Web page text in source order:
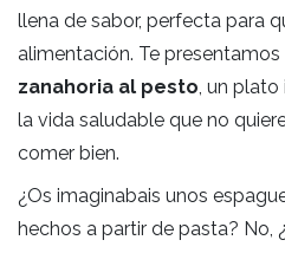
llena de sabor, perfecta para
alimentación. Te
zanahoria al pesto , un
la vida saludable que no
comer bien.
¿Os imaginabais unos
hechos a partir de pasta? No,